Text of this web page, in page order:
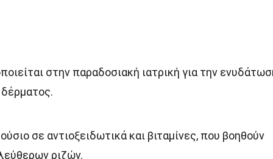
στην παραδοσιακή ιατρική για την
σε αντιοξειδωτικά και βιταμίνες, που βοηθούν
ριζών.